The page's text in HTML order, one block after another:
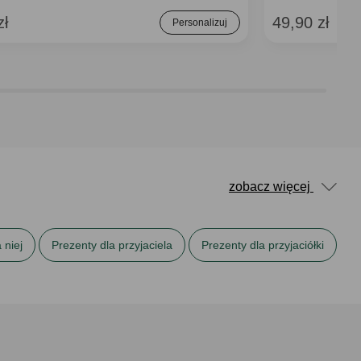
Personalizuj 49,90 zł
zobacz więcej
niej Prezenty dla przyjaciela Prezenty dla przyjaciółki